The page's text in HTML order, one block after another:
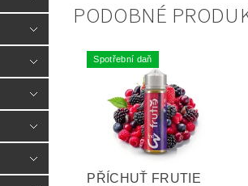
PODOBNÉ
Spotřební daň
PŘÍCHUŤ FRUTIE